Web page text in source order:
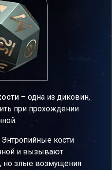
– одна из диковин,
при прохождении
Энтропийные кости
и вызывают
злые возмущения.